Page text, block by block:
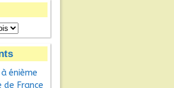
énième
de France